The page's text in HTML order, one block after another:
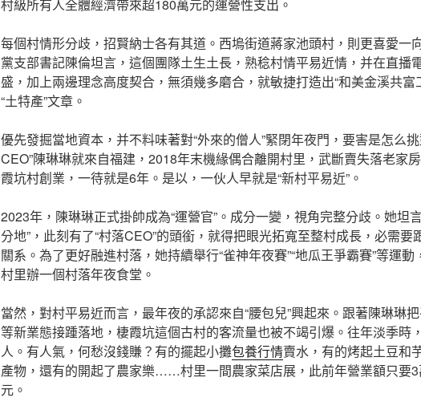
村級所有人全體經濟帶來超180萬元的運營性支出。
每個村情形分歧，招賢納士各有其道。西塢街道蔣家池頭村，則更喜愛一
黨支部書記陳倫坦言，這個團隊土生土長，熟稔村情平易近情，并在直播
盛，加上兩邊理念高度契合，無須幾多磨合，就敏捷打造出“和美金溪共
“土特產”文章。
優先發掘當地資本，并不料味著對“外來的僧人”緊閉年夜門，要害是怎么
CEO”陳琳琳就來自福建，2018年末機緣偶合離開村里，武斷賣失落老家
霞坑村創業，一待就是6年。是以，一伙人早就是“新村平易近”。
2023年，陳琳琳正式掛帥成為“運營官”。成分一變，視角完整分歧。她坦
分地”，此刻有了“村落CEO”的頭銜，就得把眼光拓寬至整村成長，必需
關系。為了更好融進村落，她持續舉行“雀神年夜賽”“地瓜王爭霸賽”等運
村里辦一個村落年夜食堂。
當然，對村平易近而言，最年夜的承認來自“腰包兒”興起來。跟著陳琳琳
等新業態接踵落地，棲霞坑這個古村的客流量也被不竭引爆。往年淡季時
人。有人氣，何愁沒錢賺？有的擺起小攤包養行情賣水，有的烤起土豆和
產物，還有的開起了農家樂……村里一間農家菜店展，此前年營業額只要
元。